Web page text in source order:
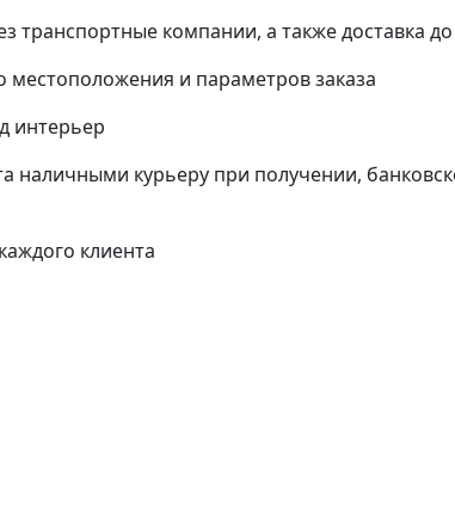
транспортные компании, а также доставка
и параметров заказа
интерьер
курьеру при получении,
клиента